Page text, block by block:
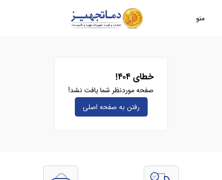
منو
خطای ۴۰۴!
صفحه موردنظر شما یافت نشد!
رفتن به صفحه‌ اصلی